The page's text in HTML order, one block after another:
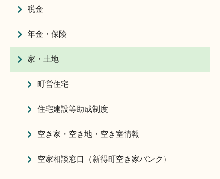
税金
年金・保険
家・土地
町営住宅
住宅建設等助成制度
空き家・空き地・空き室情報
空家相談窓口（新得町空き家バンク）